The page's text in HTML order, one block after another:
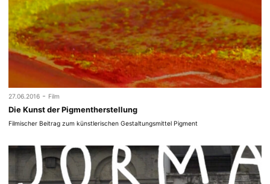
27.06.2016 - Film
Die Kunst der Pigmentherstellung
Filmischer Beitrag zum künstlerischen Gestaltungsmittel Pigment